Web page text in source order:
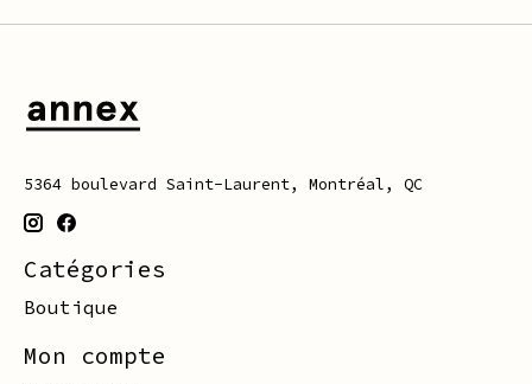
5364 boulevard Saint-Laurent, Montréal, QC
Catégories
Boutique
Mon compte